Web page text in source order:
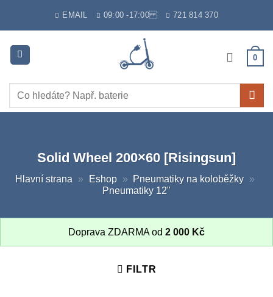
EMAIL 09:00 -17:00 721 814 370
0
Hledat:
Solid Wheel 200×60 [Risingsun]
Hlavní strana » Eshop » Pneumatiky na koloběžky »
Pneumatiky 12"
Doprava ZDARMA od 2 000 Kč
FILTR